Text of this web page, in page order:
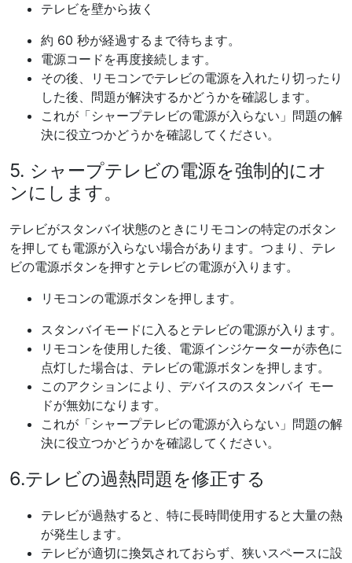
テレビを壁から抜く
約 60 秒が経過するまで待ちます。
電源コードを再度接続します。
その後、リモコンでテレビの電源を入れたり切ったり
した後、問題が解決するかどうかを確認します。
これが「シャープテレビの電源が入らない」問題の解
決に役立つかどうかを確認してください。
5. シャープテレビの電源を強制的にオ
ンにします。
テレビがスタンバイ状態のときにリモコンの特定のボタン
を押しても電源が入らない場合があります。つまり、テレ
ビの電源ボタンを押すとテレビの電源が入ります。
リモコンの電源ボタンを押します。
スタンバイモードに入るとテレビの電源が入ります。
リモコンを使用した後、電源インジケーターが赤色に
点灯した場合は、テレビの電源ボタンを押します。
このアクションにより、デバイスのスタンバイ モー
ドが無効になります。
これが「シャープテレビの電源が入らない」問題の解
決に役立つかどうかを確認してください。
6.テレビの過熱問題を修正する
テレビが過熱すると、特に長時間使用すると大量の熱
が発生します。
テレビが適切に換気されておらず、狭いスペースに設